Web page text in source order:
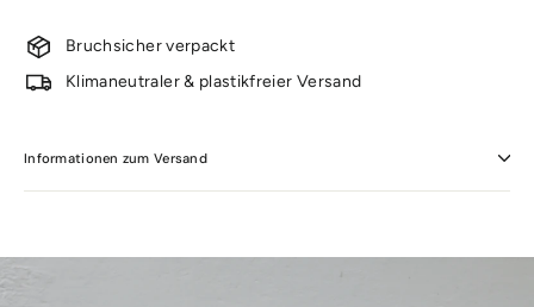
Bruchsicher verpackt
Klimaneutraler & plastikfreier Versand
Informationen zum Versand